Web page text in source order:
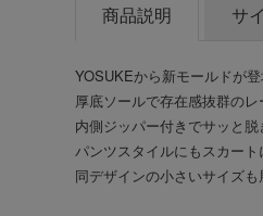
商品説明 サ
YOSUKEから新モールドが登
厚底ソールで存在感抜群のレ
内側ジッパー付きでサッと脱
パンツスタイルにもスカート
同デザインの小さいサイズも